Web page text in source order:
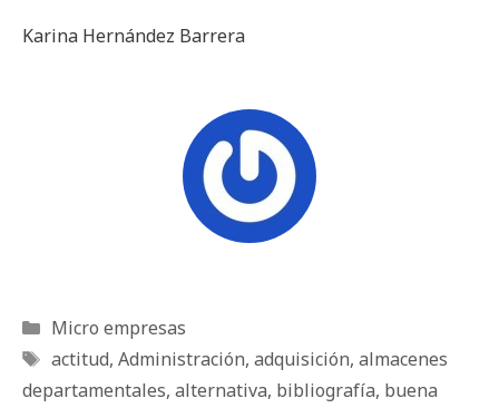
Karina Hernández Barrera
Categorías
Micro empresas
Etiquetas
actitud, Administración, adquisición, almacenes
departamentales, alternativa, bibliografía, buena